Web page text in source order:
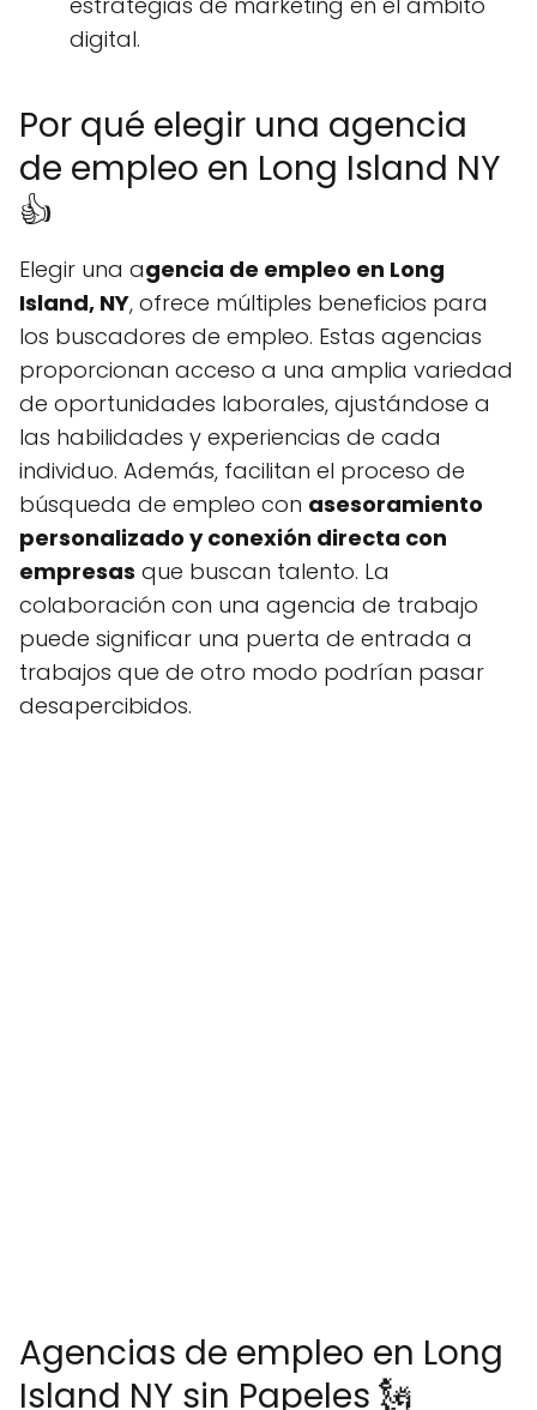
digital.
Por qué elegir una agencia
de empleo en Long Island NY
👍
Elegir una agencia de empleo en Long
Island, NY, ofrece múltiples beneficios para
los buscadores de empleo. Estas agencias
proporcionan acceso a una amplia variedad
de oportunidades laborales, ajustándose a
las habilidades y experiencias de cada
individuo. Además, facilitan el proceso de
búsqueda de empleo con asesoramiento
personalizado y conexión directa con
empresas que buscan talento. La
colaboración con una agencia de trabajo
puede significar una puerta de entrada a
trabajos que de otro modo podrían pasar
desapercibidos.
Agencias de empleo en Long
Island NY sin Papeles 🗽